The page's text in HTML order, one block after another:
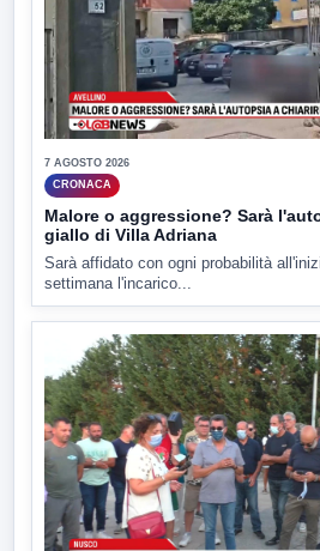
7 AGOSTO 2026
CRONACA
Malore o aggressione? Sarà
giallo di Villa Adriana
Sarà affidato con ogni probabilità
settimana l'incarico...